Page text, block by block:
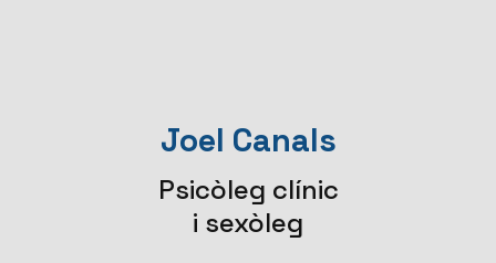
Joel Canals
Psicòleg clínic
i sexòleg